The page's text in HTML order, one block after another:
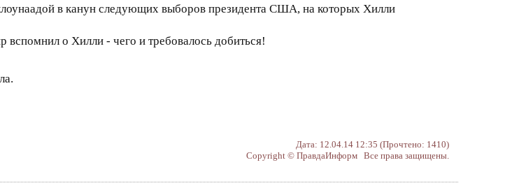
в канун следующих выборов президента США, на которых Хилли
вспомнил о Хилли - чего и требовалось добиться!
Дата: 12.04.14 12:35 (Прочтено: 1410)
Copyright © ПравдаИнформ Все права защищены.